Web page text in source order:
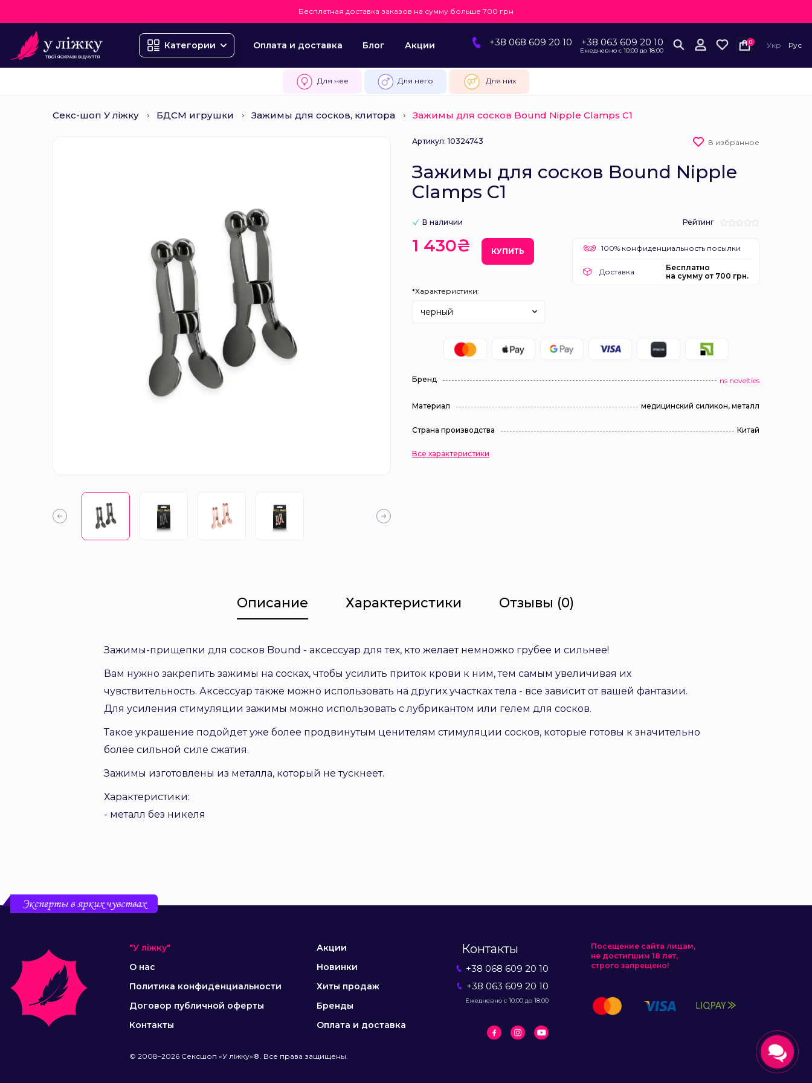
Бесплатная доставка заказов на сумму больше 700 грн
Категории Оплата и доставка Блог Акции +38 068 609 20 10 +38 063 609 20 10
Ежедневно с 10:00 до 18:00
0 Укр Рус
Для нее Для него Для них
Секс-шоп У ліжку БДСМ игрушки Зажимы для сосков, клитора Зажимы для сосков Bound Nipple Clamps C1
Артикул: 10324743 В избранное
Зажимы для сосков Bound Nipple
Clamps C1
В наличии Рейтинг
1 430₴ КУПИТЬ 100% конфиденциальность посылки
Доставка
Бесплатно
на сумму от 700 грн.
*Характеристики:
черный
Бренд ns novelties
Материал медицинский силикон, металл
Страна производства Китай
Все характеристики
Описание Характеристики Отзывы (0)
Зажимы-прищепки для сосков Bound - аксессуар для тех, кто желает немножко грубее и сильнее!
Вам нужно закрепить зажимы на сосках, чтобы усилить приток крови к ним, тем самым увеличивая их
чувствительность. Аксессуар также можно использовать на других участках тела - все зависит от вашей фантазии.
Для усиления стимуляции зажимы можно использовать с лубрикантом или гелем для сосков.
Такое украшение подойдет уже более продвинутым ценителям стимуляции сосков, которые готовы к значительно
более сильной силе сжатия.
Зажимы изготовлены из металла, который не тускнеет.
Характеристики:
- металл без никеля
Эксперты в ярких чувствах
"У ліжку"
О нас
Политика конфиденциальности
Договор публичной оферты
Контакты
Акции
Новинки
Хиты продаж
Бренды
Оплата и доставка
© 2008–2026 Сексшоп «У ліжку»®. Все права защищены.
Контакты
+38 068 609 20 10
+38 063 609 20 10
Ежедневно с 10:00 до 18:00
Посещение сайта лицам,
не достигшим 18 лет,
строго запрещено!